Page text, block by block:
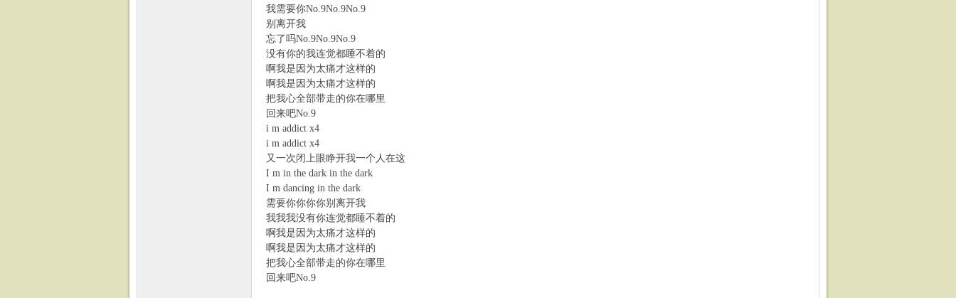
我需要你No.9No.9No.9
别离开我
忘了吗No.9No.9No.9
没有你的我连觉都睡不着的
啊我是因为太痛才这样的
啊我是因为太痛才这样的
把我心全部带走的你在哪里
回来吧No.9
i m addict x4
i m addict x4
又一次闭上眼睁开我一个人在这
I m in the dark in the dark
I m dancing in the dark
需要你你你你别离开我
我我我没有你连觉都睡不着的
啊我是因为太痛才这样的
啊我是因为太痛才这样的
把我心全部带走的你在哪里
回来吧No.9